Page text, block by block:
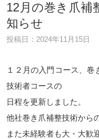
12月の巻き爪
知らせ
投稿日：2024年11月15日
１２月の入門コース、
技術者コースの
日程を更新しました。
他社巻き爪補整技術から
また未経験者も大・大歓